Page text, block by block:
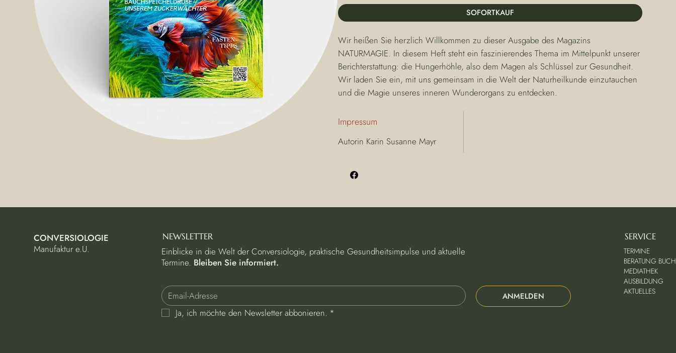
SOFORTKAUF
Wir heißen Sie herzlich Willkommen zu dieser Ausgabe des Magazins
NATURMAGIE. In diesem Heft steht ein faszinierendes Thema im Mittelpunkt unserer
Berichterstattung: die Hungerhöhle, also dem Magen als Schlüssel zur Gesundheit.
Wir laden Sie ein, mit uns gemeinsam in die Welt der Naturheilkunde einzutauchen
und die Magie unseres inneren Wunderorgans zu entdecken.
Impressum
Autorin Karin Susanne Mayr
CONVERSIOLOGIE
Manufaktur e.U.
SERVICE
TERMINE
BERATUNG
MEDIATHEK
AUSBILDUNG
AKTUELLES
NEWSLETTER
Einblicke in die Welt der Conversiologie, praktische Gesundheitsimpulse und aktuelle
Termine. Bleiben Sie informiert.
ANMELDEN
Ja, ich möchte den Newsletter abbonieren. *